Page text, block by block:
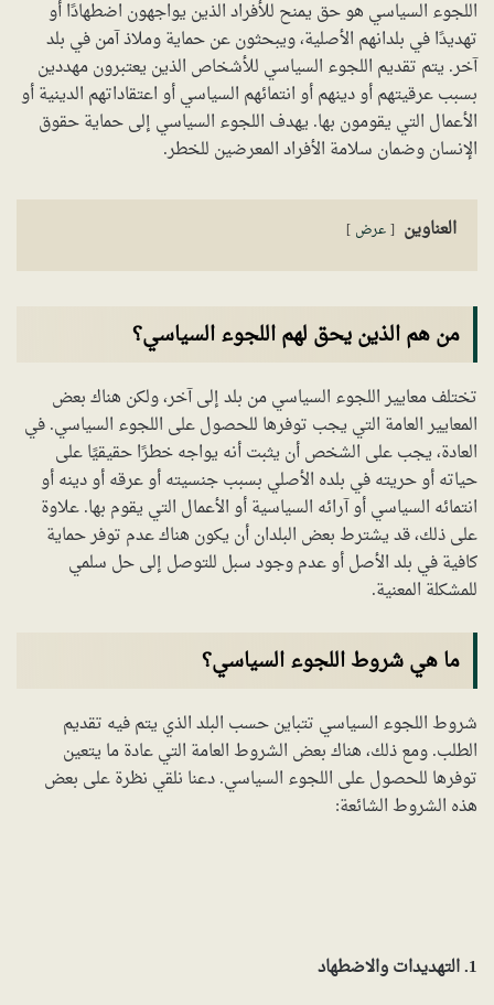
اللجوء السياسي هو حق يمنح للأفراد الذين يواجهون اضطهادًا أو
تهديدًا في بلدانهم الأصلية، ويبحثون عن حماية وملاذ آمن في بلد
آخر. يتم تقديم اللجوء السياسي للأشخاص الذين يعتبرون مهددين
بسبب عرقيتهم أو دينهم أو انتمائهم السياسي أو اعتقاداتهم الدينية أو
الأعمال التي يقومون بها. يهدف اللجوء السياسي إلى حماية حقوق
الإنسان وضمان سلامة الأفراد المعرضين للخطر.
العناوين عرض
من هم الذين يحق لهم اللجوء السياسي؟
تختلف معايير اللجوء السياسي من بلد إلى آخر، ولكن هناك بعض
المعايير العامة التي يجب توفرها للحصول على اللجوء السياسي. في
العادة، يجب على الشخص أن يثبت أنه يواجه خطرًا حقيقيًا على
حياته أو حريته في بلده الأصلي بسبب جنسيته أو عرقه أو دينه أو
انتمائه السياسي أو آرائه السياسية أو الأعمال التي يقوم بها. علاوة
على ذلك، قد يشترط بعض البلدان أن يكون هناك عدم توفر حماية
كافية في بلد الأصل أو عدم وجود سبل للتوصل إلى حل سلمي
للمشكلة المعنية.
ما هي شروط اللجوء السياسي؟
شروط اللجوء السياسي تتباين حسب البلد الذي يتم فيه تقديم
الطلب. ومع ذلك، هناك بعض الشروط العامة التي عادة ما يتعين
توفرها للحصول على اللجوء السياسي. دعنا نلقي نظرة على بعض
هذه الشروط الشائعة:
1. التهديدات والاضطهاد